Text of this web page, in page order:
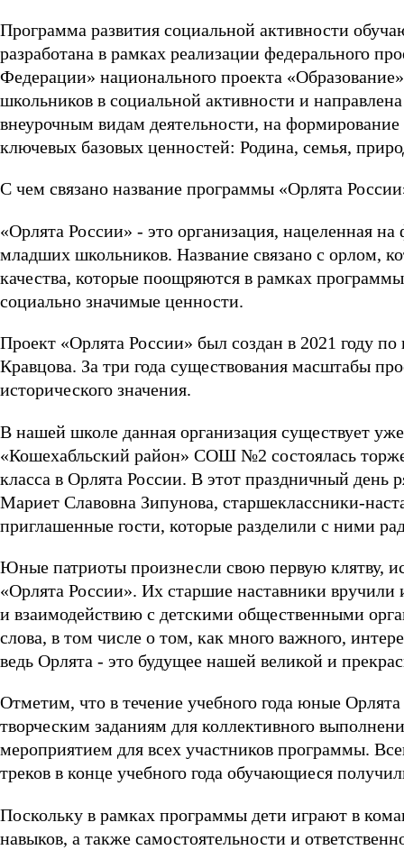
Программа развития социальной активности
разработана в рамках реализации федерального
Федерации» национального проекта
школьников в социальной активности и
внеурочным видам деятельности, на
ключевых базовых ценностей: Родина, семья,
С чем связано название программы «Орлята
«Орлята России» - это организация, нацеленная
младших школьников. Название связано с орлом,
качества, которые поощряются в рамках
социально значимые ценности.
Проект «Орлята России» был создан в 2021 году
Кравцова. За три года существования масштабы
исторического значения.
В нашей школе данная организация существует
«Кошехабльский район» СОШ №2 состоялась
класса в Орлята России. В этот праздничный день
Мариет Славовна Зипунова, старшеклассники-
приглашенные гости, которые разделили с ними
Юные патриоты произнесли свою первую клятву,
«Орлята России». Их старшие наставники
и взаимодействию с детскими общественными
слова, в том числе о том, как много важного,
ведь Орлята - это будущее нашей великой и
Отметим, что в течение учебного года юные
творческим заданиям для коллективного
мероприятием для всех участников программы.
треков в конце учебного года обучающиеся
Поскольку в рамках программы дети играют в
навыков, а также самостоятельности и